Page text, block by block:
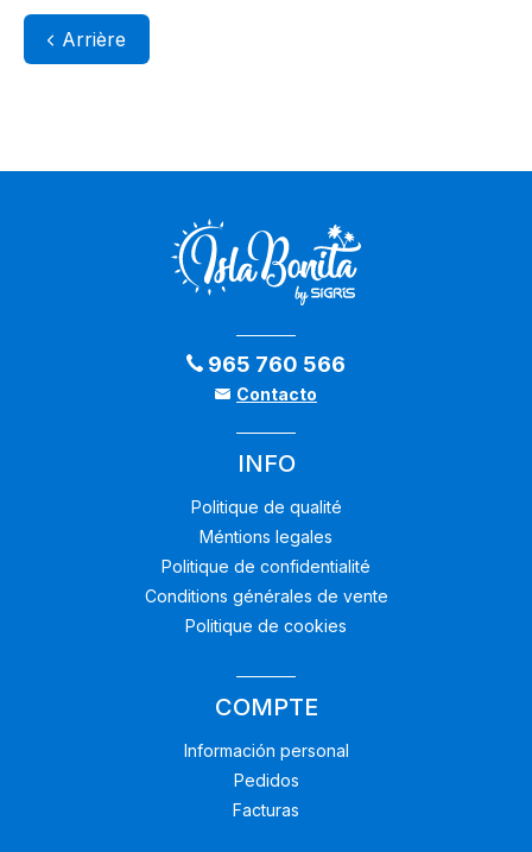
Arrière
965 760 566
Contacto
INFO
Politique de qualité
Méntions legales
Politique de confidentialité
Conditions générales de vente
Politique de cookies
COMPTE
Información personal
Pedidos
Facturas